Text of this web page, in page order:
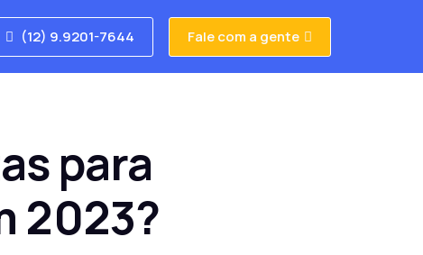
(12) 9.9201-7644 Fale com a gente
para
2023?